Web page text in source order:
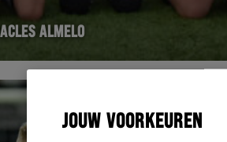
JOUW VOORKEUREN
ALMELO